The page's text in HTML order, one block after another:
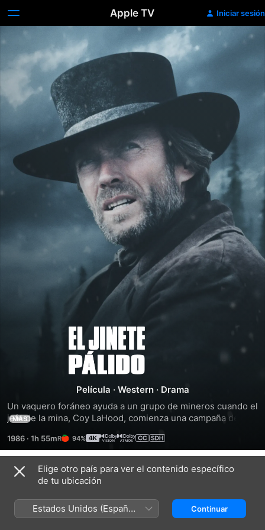
Apple TV Iniciar sesión
El
jinete
pálido
Película · Western · Drama
Un vaquero foráneo ayuda a un grupo de mineros cuando el
jefe de la mina, Coy LaHood, comienza una campaña de
foráneo es perseguido, por actuar como vengador, por
hombres contratados por LaHood.
MÁS
1986 · 1h 55m 94%
Tráilers
Elige otro país para ver el contenido específico
de tu ubicación
Estados Unidos (Español
México)
Continuar